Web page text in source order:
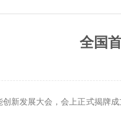
全国
新发展大会，会上正式揭牌